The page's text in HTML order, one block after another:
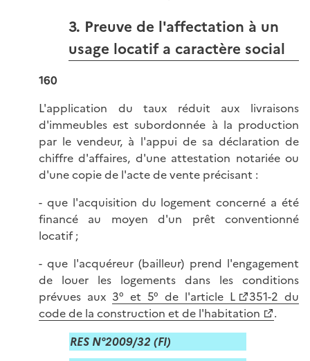
3. Preuve de l'affectation à un
usage locatif a caractère social
160
L'application du taux réduit aux livraisons
d'immeubles est subordonnée à la production
par le vendeur, à l'appui de sa déclaration de
chiffre d'affaires, d'une attestation notariée ou
d'une copie de l'acte de vente précisant :
- que l'acquisition du logement concerné a été
financé au moyen d'un prêt conventionné
locatif ;
- que l'acquéreur (bailleur) prend l'engagement
de louer les logements dans les conditions
prévues aux 3° et 5° de l'article L
351-2 du
code de la construction et de l'habitation
.
RES N°2009/32 (FI)